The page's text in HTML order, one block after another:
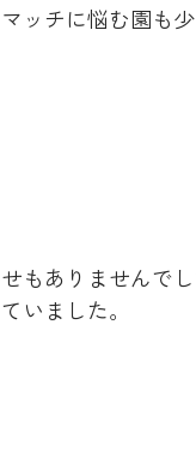
ッチに悩む園も
もありませんでし
いました。